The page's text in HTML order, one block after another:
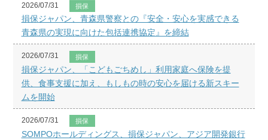
2026/07/31 損保
損保ジャパン、青森県警察との『安全・安心を実感できる
青森県の実現に向けた包括連携協定』を締結
2026/07/31 損保
損保ジャパン、「こどもごちめし」利用家庭へ保険を提
供、食事支援に加え、もしもの時の安心を届ける新スキー
ムを開始
2026/07/31 損保
SOMPOホールディングス、損保ジャパン、アジア開発銀行